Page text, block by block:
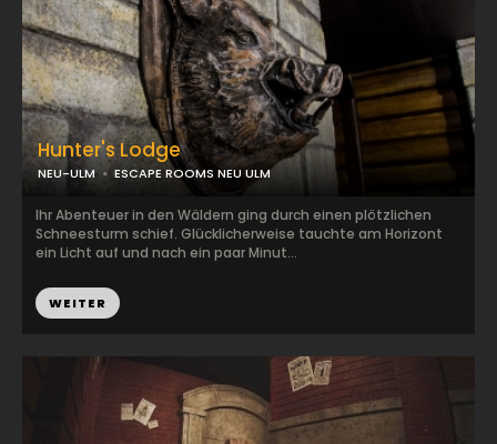
Hunter's Lodge
NEU-ULM ESCAPE ROOMS NEU ULM
Ihr Abenteuer in den Wäldern ging durch einen plötzlichen
Schneesturm schief. Glücklicherweise tauchte am Horizont
ein Licht auf und nach ein paar Minut...
WEITER